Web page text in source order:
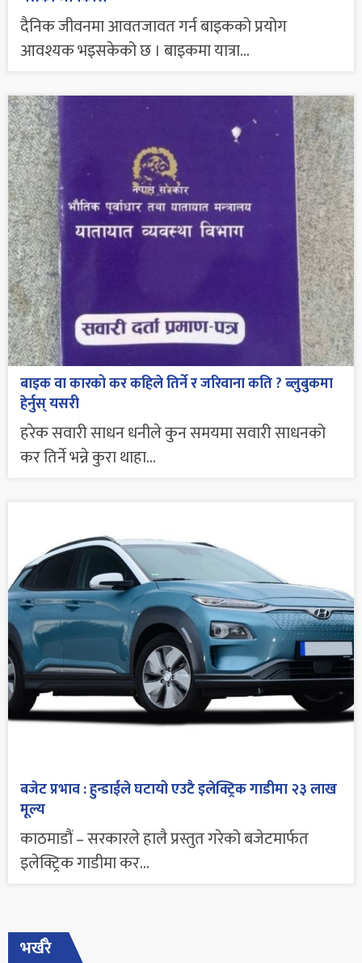
दैनिक जीवनमा आवतजावत गर्न बाइकको प्रयोग
आवश्यक भइसकेको छ । बाइकमा यात्रा...
बाइक वा कारको कर कहिले तिर्ने र जरिवाना कति ? ब्लुबुकमा
हेर्नुस् यसरी
हरेक सवारी साधन धनीले कुन समयमा सवारी साधनको
कर तिर्ने भन्ने कुरा थाहा...
बजेट प्रभाव : हुन्डाईले घटायो एउटै इलेक्ट्रिक गाडीमा २३ लाख
मूल्य
काठमाडौं – सरकारले हालै प्रस्तुत गरेको बजेटमार्फत
इलेक्ट्रिक गाडीमा कर...
भर्खरै